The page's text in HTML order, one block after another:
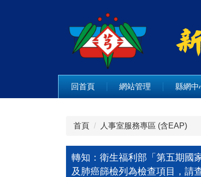
回首頁
網站管理 縣網中
首頁 人事室服務專區 (含EAP)
轉知：衛生福利部「第五期國
及肺癌篩檢列為檢查項目，請